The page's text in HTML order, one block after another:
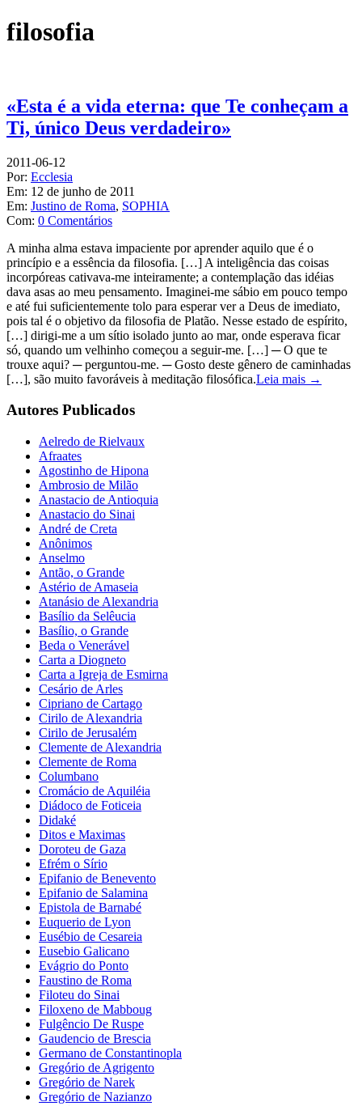
filosofia
«Esta é a vida eterna: que Te conheçam a
Ti, único Deus verdadeiro»
2011-06-12
Por: Ecclesia
Em: 12 de junho de 2011
Em: Justino de Roma, SOPHIA
Com: 0 Comentários
A minha alma estava impaciente por aprender aquilo que é o
princípio e a essência da filosofia. […] A inteligência das coisas
incorpóreas cativava-me inteiramente; a contemplação das idéias
dava asas ao meu pensamento. Imaginei-me sábio em pouco tempo
e até fui suficientemente tolo para esperar ver a Deus de imediato,
pois tal é o objetivo da filosofia de Platão. Nesse estado de espírito,
[…] dirigi-me a um sítio isolado junto ao mar, onde esperava ficar
só, quando um velhinho começou a seguir-me. […] ─ O que te
trouxe aqui? ─ perguntou-me. ─ Gosto deste gênero de caminhadas
[…], são muito favoráveis à meditação filosófica.Leia mais →
Autores Publicados
Aelredo de Rielvaux
Afraates
Agostinho de Hipona
Ambrosio de Milão
Anastacio de Antioquia
Anastacio do Sinai
André de Creta
Anônimos
Anselmo
Antão, o Grande
Astério de Amaseia
Atanásio de Alexandria
Basílio da Selêucia
Basílio, o Grande
Beda o Venerável
Carta a Diogneto
Carta a Igreja de Esmirna
Cesário de Arles
Cipriano de Cartago
Cirilo de Alexandria
Cirilo de Jerusalém
Clemente de Alexandria
Clemente de Roma
Columbano
Cromácio de Aquiléia
Diádoco de Foticeia
Didaké
Ditos e Maximas
Doroteu de Gaza
Efrém o Sírio
Epifanio de Benevento
Epifanio de Salamina
Epistola de Barnabé
Euquerio de Lyon
Eusébio de Cesareia
Eusebio Galicano
Evágrio do Ponto
Faustino de Roma
Filoteu do Sinai
Filoxeno de Mabboug
Fulgêncio De Ruspe
Gaudencio de Brescia
Germano de Constantinopla
Gregório de Agrigento
Gregório de Narek
Gregório de Nazianzo